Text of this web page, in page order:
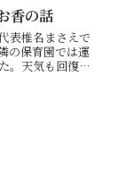
、開運に導くお
香の話
表椎名まさえで
の保育園では運
。天気も回復し